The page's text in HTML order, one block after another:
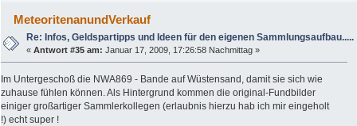
MeteoritenanundVerkauf
Re: Infos, Geldspartipps und Ideen für den eigenen Sammlungsaufbau.....
«Antwort #35 am: Januar 17, 2009, 17:26:58 Nachmittag »
Im Untergeschoß die NWA869 - Bande auf Wüstensand, damit sie sich wie
zuhause fühlen können. Als Hintergrund kommen die original-Fundbilder
einiger großartiger Sammlerkollegen (erlaubnis hierzu hab ich mir eingeholt
!) echt super !